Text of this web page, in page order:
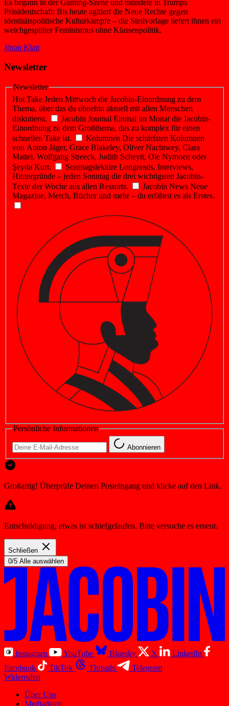
Es begann in der Gaming-Szene und mündete in Trumps
Präsidentschaft: Bis heute agitiert die Neue Rechte gegen
identitätspolitische Kulturkämpfe – die Steilvorlage liefert ihnen ein
weichgespülter Feminismus ohne Klassenpolitik.
Jöran Klatt
Newsletter
Newsletter
Hot Take Jeden Mittwoch die Jacobin-Einordnung zu dem
Thema, über das du ohnehin aktuell mit allen Menschen
diskutierst.
Jacobin Journal Einmal im Monat die Jacobin-
Einordnung zu dem Großthema, das zu komplex für einen
schnellen Take ist.
Kolumnen Die schärfsten Kolumnen
von Anton Jäger, Grace Blakeley, Oliver Nachtwey, Clara
Mattei, Wolfgang Streeck, Judith Scheytt, Ole Nymoen oder
Şeyda Kurt.
Sonntagslektüre Longreads, Interviews,
Hintergründe – jeden Sonntag die drei wichtigsten Jacobin-
Texte der Woche aus allen Ressorts.
Jacobin News Neue
Magazine, Merch, Bücher und mehr – du erfährst es als Erstes.
Persönliche Informationen
Abonnieren
Großartig! Überprüfe Deinen Posteingang und klicke auf den Link.
Entschuldigung, etwas ist schiefgelaufen. Bitte versuche es erneut.
Schließen
0/5 Alle auswählen
Instagram YouTube Bluesky X
LinkedIn
Facebook
TikTok Threads
Telegram
Widerrufen
Über Uns
Mediadaten